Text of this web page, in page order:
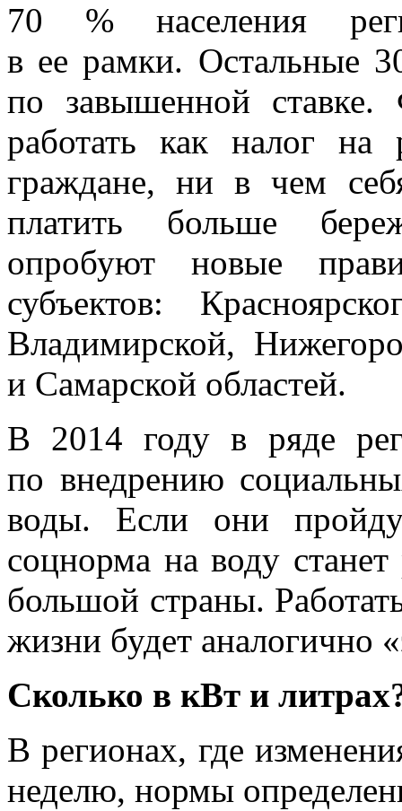
70 % населения
в ее рамки. Остальные
по завышенной ставке.
работать как налог на
граждане, ни в чем
платить больше
опробуют новые
субъектов:
Владимирской,
и Самарской областей.
В 2014 году в ряде
по внедрению
воды. Если они
соцнорма на воду
большой страны.
жизни будет аналогично
Сколько в кВт и
В регионах, где
неделю, нормы